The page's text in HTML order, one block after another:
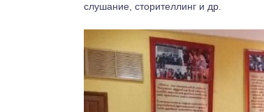
слушание, сторителлинг и др.